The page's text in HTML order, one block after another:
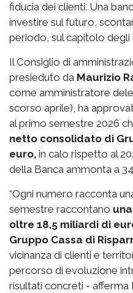
fiducia dei clienti. Una
investire sul futuro,
periodo, sul capitolo degli
Il Consiglio di
presieduto da Maurizio
come amministratore
scorso aprile), ha
al primo semestre 2026
netto consolidato di
euro, in calo rispetto al
della Banca ammonta a
“Ogni numero racconta
semestre raccontano
oltre 18,5 miliardi di
Gruppo Cassa di
vicinanza di clienti e
percorso di evoluzione
risultati concreti - afferma